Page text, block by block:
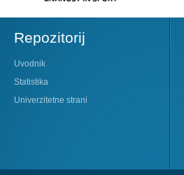
Repozitorij
Uvodnik
Statistika
Univerzitetne strani